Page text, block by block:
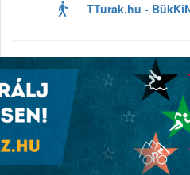
TTurak.hu -